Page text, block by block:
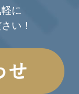
に
い！